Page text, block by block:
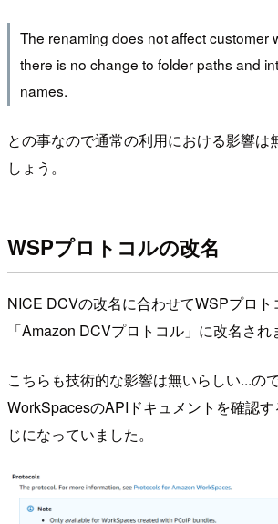
The renaming does not affect customer
there is no change to folder paths and
names.
との事なので通常の利用における影響は
しょう。
WSPプロトコルの改名
NICE DCVの改名に合わせてWSPプロト
「Amazon DCVプロトコル」に改名され
こちらも技術的な影響は無いらしい...の
WorkSpacesのAPIドキュメントを確認
じになっていました。